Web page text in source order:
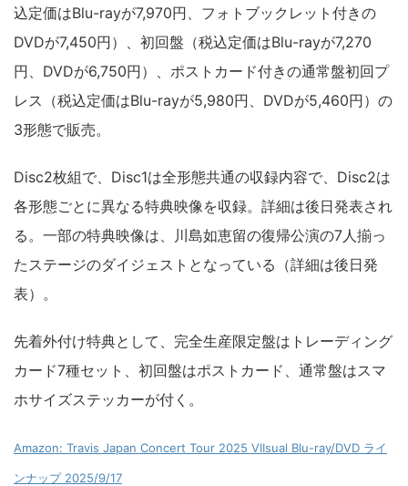
込定価はBlu-rayが7,970円、フォトブックレット付きの
DVDが7,450円）、初回盤（税込定価はBlu-rayが7,270
円、DVDが6,750円）、ポストカード付きの通常盤初回プ
レス（税込定価はBlu-rayが5,980円、DVDが5,460円）の
3形態で販売。
Disc2枚組で、Disc1は全形態共通の収録内容で、Disc2は
各形態ごとに異なる特典映像を収録。詳細は後日発表され
る。一部の特典映像は、川島如恵留の復帰公演の7人揃っ
たステージのダイジェストとなっている（詳細は後日発
表）。
先着外付け特典として、完全生産限定盤はトレーディング
カード7種セット、初回盤はポストカード、通常盤はスマ
ホサイズステッカーが付く。
Amazon: Travis Japan Concert Tour 2025 VIIsual Blu-ray/DVD ライ
ンナップ 2025/9/17